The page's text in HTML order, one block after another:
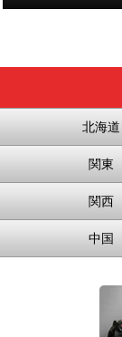
北海道
関東
関西
中国